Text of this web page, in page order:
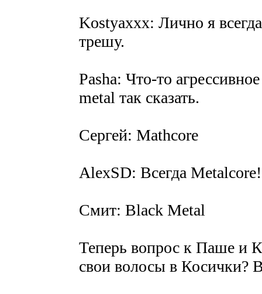
Kostyaxxx: Лично я
трешу.
Pasha: Что-то
metal так сказать.
Сергей: Mathcore
AlexSD: Всегда
Смит: Black Metal
Теперь вопрос к Паше и
свои волосы в Косички?